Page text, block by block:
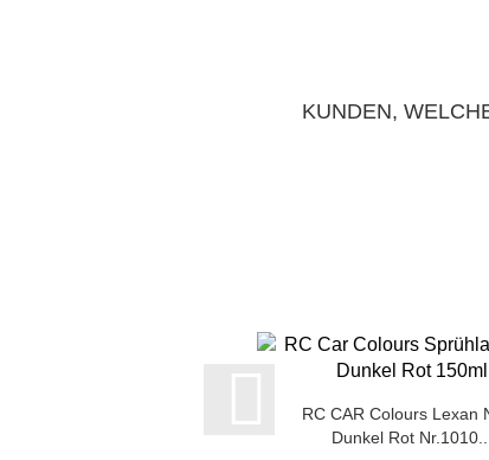
KUNDEN,
RC CAR Colours Lexan
Dunkel Rot Nr.1010...